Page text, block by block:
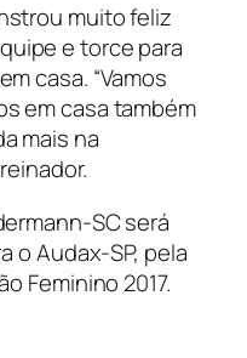
muito feliz
e torce para
casa. “Vamos
em casa também
mais na
SC será
o Audax-SP, pela
Feminino 2017.